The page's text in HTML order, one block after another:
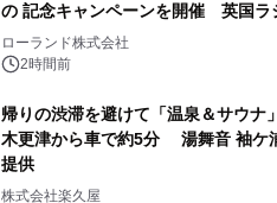
の 記念キャンペーンを開催 英国ラ
ラムや、「TR-808」を愛する伝説的
ャーしたアニメーションを公開～
ローランド株式会社
2時間前
帰りの渋滞を避けて「温泉＆サウナ
木更津から車で約5分 湯舞音 袖ケ
提供
株式会社楽久屋